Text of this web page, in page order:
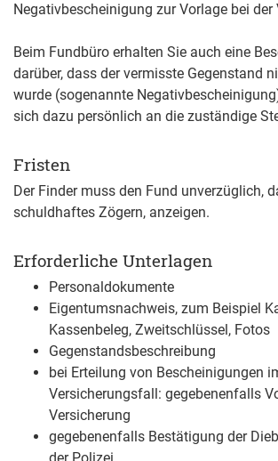
Negativbescheinigung zur Vorlage bei der
Beim Fundbüro erhalten Sie auch eine
darüber, dass der vermisste Gegenstand
wurde (sogenannte
sich dazu persönlich an die zuständige
Fristen
Der Finder muss den Fund unverzüglich,
schuldhaftes Zögern, anzeigen.
Erforderliche Unterlagen
Personaldokumente
Eigentumsnachweis, zum Beispiel
Kassenbeleg, Zweitschlüssel, Fotos
Gegenstandsbeschreibung
bei Erteilung von Bescheinigungen
Versicherungsfall: gegebenenfalls
Versicherung
gegebenenfalls Bestätigung der